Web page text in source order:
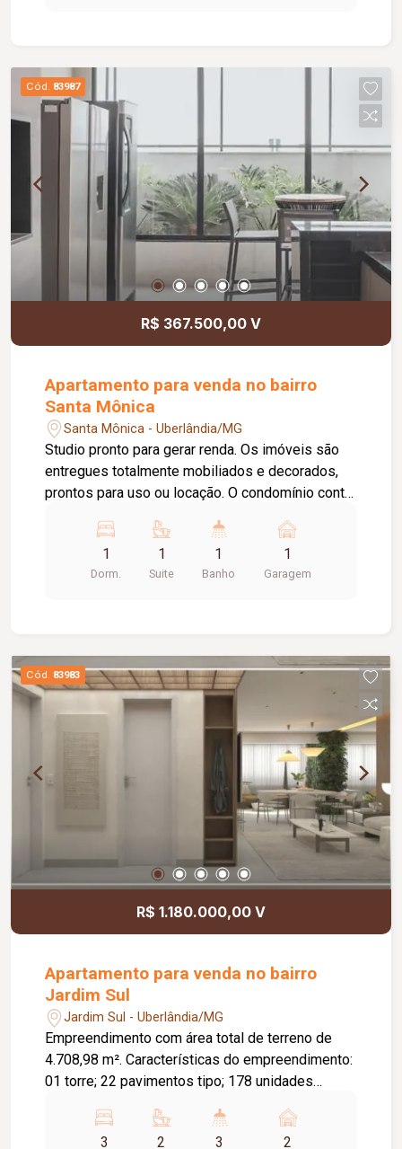
Cód. 83987
R$ 367.500,00 V
Apartamento para venda no bairro
Santa Mônica
Santa Mônica - Uberlândia/MG
Studio pronto para gerar renda. Os imóveis são
entregues totalmente mobiliados e decorados,
prontos para uso ou locação. O condomínio conta
Coworking; Sala de reunião; Rooftop; Academia;
Piscina; Solarium; Espaço gourmet; Diferenciais:
Prontos para uso; Mobiliados e decorados;
1
Dorm.
1
Suite
1
Banho
1
Garagem
Cód. 83983
R$ 1.180.000,00 V
Apartamento para venda no bairro
Jardim Sul
Jardim Sul - Uberlândia/MG
Empreendimento com área total de terreno de
4.708,98 m². Características do empreendimento:
01 torre; 22 pavimentos tipo; 178 unidades
02 de serviço; Acesso de veículos pelo subsolo
3 2 3 2